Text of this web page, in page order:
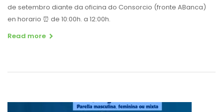
de setembro diante da oficina do Consorcio (fronte ABanca)
en horario ⏰ de 10:00h. a 12:00h.
Read more